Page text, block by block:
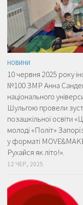
НОВИНИ
10 червня 2025 року
№100 ЗМР Анна
національного
Шульгою провели
позашкільної освіти
молоді «Політ»
у форматі
Рухайся як літо!».
12 ЧЕР, 2025